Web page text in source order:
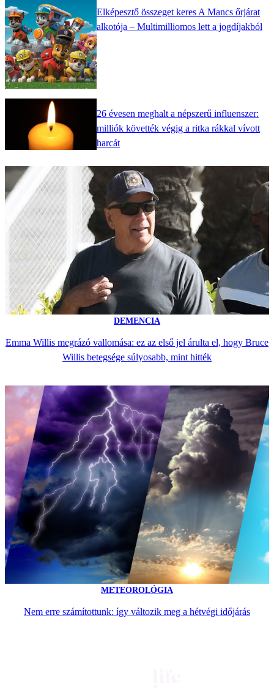
Elképesztő összeget keres A Mancs őrjárat
alkotója – Multimilliomos lett a jogdíjakból
26 évesen meghalt a népszerű influenszer:
milliók követték végig a ritka rákkal vívott
harcát
DEMENCIA
Emma Willis megrázó vallomása: ez az első jel árulta el, hogy Bruce
Willis betegsége súlyosabb, mint hitték
METEOROLÓGIA
Nem erre számítottunk: így változik meg a hétvégi időjárás